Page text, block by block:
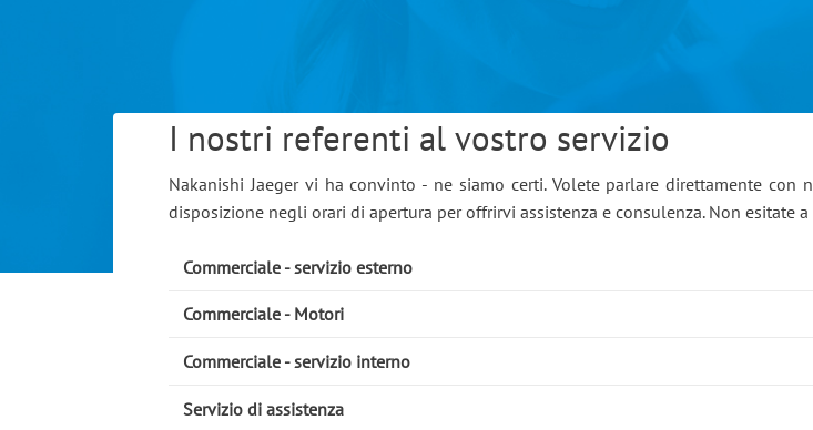
I nostri referenti al vostro servizio
Nakanishi Jaeger vi ha convinto - ne siamo certi. Volete parlare direttamente
disposizione negli orari di apertura per offrirvi assistenza e consulenza. Non esitate
Commerciale - servizio esterno
Commerciale - Motori
Commerciale - servizio interno
Servizio di assistenza